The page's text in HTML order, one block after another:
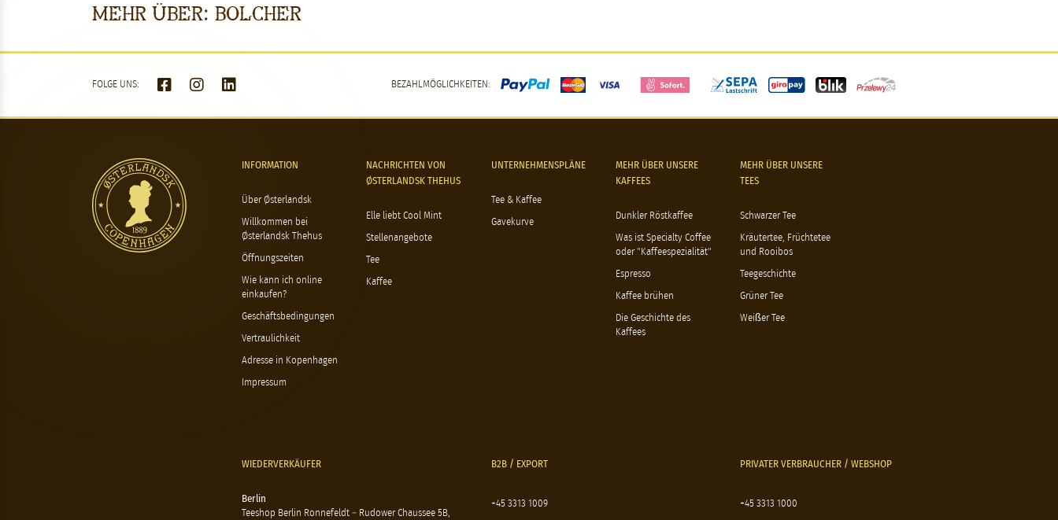
Mehr über: Bolcher
FOLGE UNS: BEZAHLMÖGLICHKEITEN:
INFORMATION
Über Østerlandsk
Willkommen bei
Østerlandsk Thehus
Öffnungszeiten
Wie kann ich online
einkaufen?
Geschäftsbedingungen
Vertraulichkeit
Adresse in Kopenhagen
Impressum
NACHRICHTEN VON
ØSTERLANDSK THEHUS
Elle liebt Cool Mint
Stellenangebote
Tee
Kaffee
UNTERNEHMENSPLÄNE
Tee & Kaffee
Gavekurve
MEHR ÜBER UNSERE
KAFFEES
Dunkler Röstkaffee
Was ist Specialty Coffee
oder "Kaffeespezialität"
Espresso
Kaffee brühen
Die Geschichte des
Kaffees
MEHR ÜBER UNSERE
TEES
Schwarzer Tee
Kräutertee, Früchtetee
und Rooibos
Teegeschichte
Grüner Tee
Weißer Tee
WIEDERVERKÄUFER
Berlin
Teeshop Berlin Ronnefeldt – Rudower Chaussee 5B,
B2B / EXPORT
+45 3313 1009
PRIVATER VERBRAUCHER / WEBSHOP
+45 3313 1000